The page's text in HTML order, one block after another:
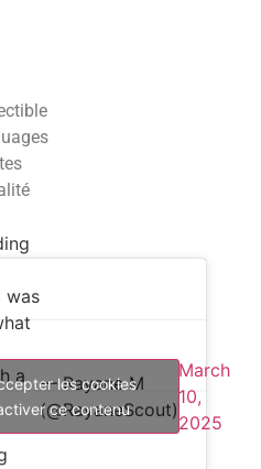
was
a
— Rayane M
(@RayaneScout)
March
10,
2025
les cookies
ce contenu